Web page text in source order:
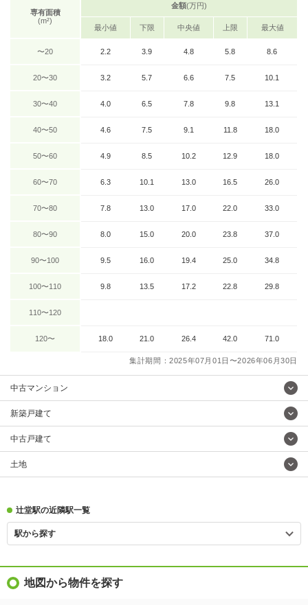
専有面積
(m²)
金額(万円)
最小値 下限 中央値 上限 最大値
〜20 2.2 3.9 4.8 5.8 8.6
20〜30 3.2 5.7 6.6 7.5 10.1
30〜40 4.0 6.5 7.8 9.8 13.1
40〜50 4.6 7.5 9.1 11.8 18.0
50〜60 4.9 8.5 10.2 12.9 18.0
60〜70 6.3 10.1 13.0 16.5 26.0
70〜80 7.8 13.0 17.0 22.0 33.0
80〜90 8.0 15.0 20.0 23.8 37.0
90〜100 9.5 16.0 19.4 25.0 34.8
100〜110 9.8 13.5 17.2 22.8 29.8
110〜120
120〜 18.0 21.0 26.4 42.0 71.0
集計期間：2025年07月01日〜2026年06月30日
中古マンション
新築戸建て
中古戸建て
土地
辻堂駅の近隣駅一覧
駅から探す
地図から物件を探す